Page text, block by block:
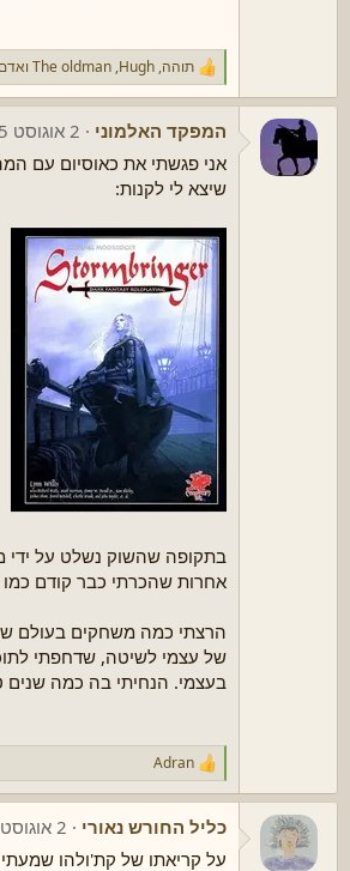
ר
ג
ש
ו
:
תוהה,
Hugh
,
The oldman
המפקד האלמוני 2 אוגוסט 2025
שיצא לי לקנות:
אחרות שהכרתי כבר קודם כמו HERO, גם הייתה מאוד אינטואיטיבית וקלה לשימוש והבנה.
הרצתי כמה משחקים בעולם
של עצמי לשיטה, שדחפתי
בעצמי. הנחיתי בה כמה שנים
ר
ג
ש
ו
:
Adran
כליל החורש נאורי 2 אוגוסט 2025
על קריאתו של קת'ולהו